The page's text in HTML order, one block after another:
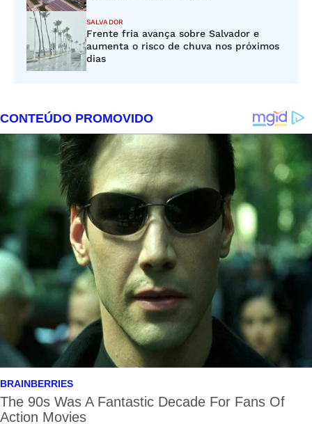
SALVADOR
Frente fria avança sobre Salvador e
aumenta o risco de chuva nos próximos
dias